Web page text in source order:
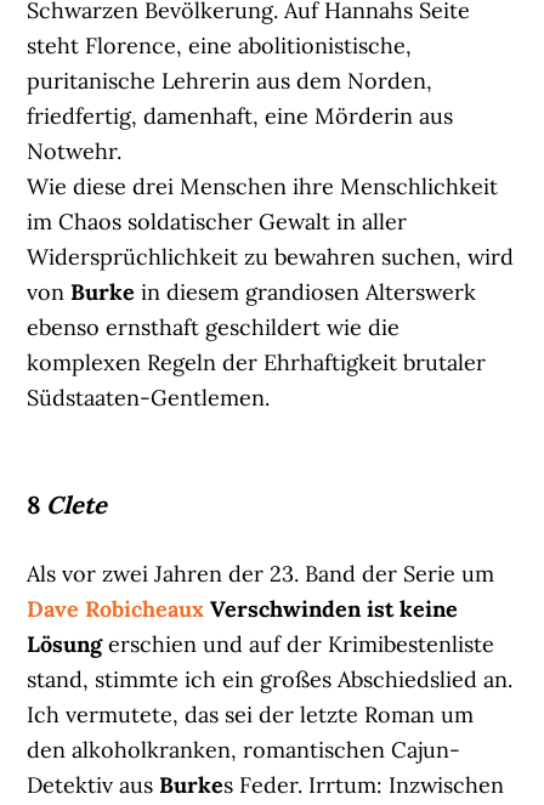
Schwarzen Bevölkerung. Auf Hannahs Seite
steht Florence, eine abolitionistische,
puritanische Lehrerin aus dem Norden,
friedfertig, damenhaft, eine Mörderin aus
Notwehr.
Wie diese drei Menschen ihre Menschlichkeit
im Chaos soldatischer Gewalt in aller
Widersprüchlichkeit zu bewahren suchen, wird
vonBurke in diesem grandiosen Alterswerk
ebenso ernsthaft geschildert wie die
komplexen Regeln der Ehrhaftigkeit brutaler
Südstaaten-Gentlemen.
8 Clete
Als vor zwei Jahren der 23. Band der Serie um
Dave Robicheaux Verschwinden ist keine
Lösungerschien und auf der Krimibestenliste
stand, stimmte ich ein großes Abschiedslied an.
Ich vermutete, das sei der letzte Roman um
den alkoholkranken, romantischen Cajun-
Detektiv ausBurkes Feder. Irrtum: Inzwischen